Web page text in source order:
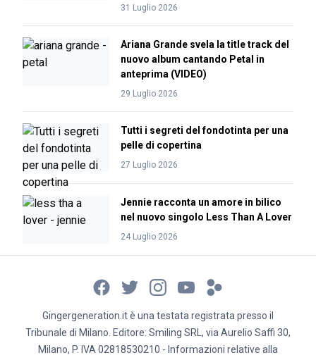
31 Luglio 2026
Ariana Grande svela la title track del
nuovo album cantando Petal in
anteprima (VIDEO)
29 Luglio 2026
Tutti i segreti del fondotinta per una
pelle di copertina
27 Luglio 2026
Jennie racconta un amore in bilico
nel nuovo singolo Less Than A Lover
24 Luglio 2026
Gingergeneration.it è una testata registrata presso il
Tribunale di Milano. Editore: Smiling SRL, via Aurelio Saffi 30,
Milano, P. IVA 02818530210 - Informazioni relative alla